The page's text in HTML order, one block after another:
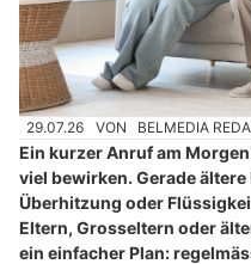
29.07.26 VON BELMEDIA
Ein kurzer Anruf am
viel bewirken. Gerade
Überhitzung oder
Eltern, Grosseltern oder
ein einfacher Plan: